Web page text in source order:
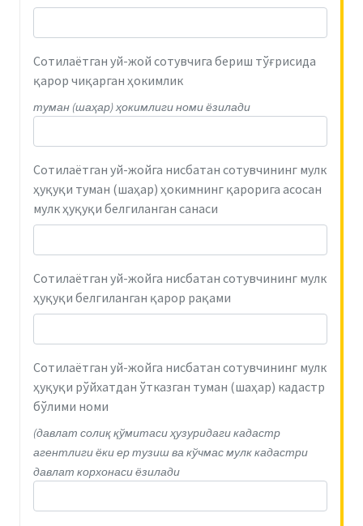
Сотилаётган уй-жой сотувчига бериш тўғрисида
қарор чиқарган ҳокимлик
туман (шаҳар) ҳокимлиги номи ёзилади
Сотилаётган уй-жойга нисбатан сотувчининг мулк
ҳуқуқи туман (шаҳар) ҳокимнинг қарорига асосан
мулк ҳуқуқи белгиланган санаси
Сотилаётган уй-жойга нисбатан сотувчининг мулк
ҳуқуқи белгиланган қарор рақами
Сотилаётган уй-жойга нисбатан сотувчининг мулк
ҳуқуқи рўйхатдан ўтказган туман (шаҳар) кадастр
бўлими номи
(давлат солиқ қўмитаси ҳузуридаги кадастр
агентлиги ёки ер тузиш ва кўчмас мулк кадастри
давлат корхонаси ёзилади